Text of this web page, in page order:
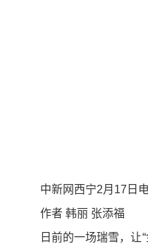
中新网西宁2月17日
作者 韩丽 张添福
日前的一场瑞雪，